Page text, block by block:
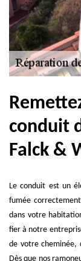
conduit
Falck &
Le conduit est un
fumée
dans votre
fier à notre
de votre cheminée,
Dès que nos